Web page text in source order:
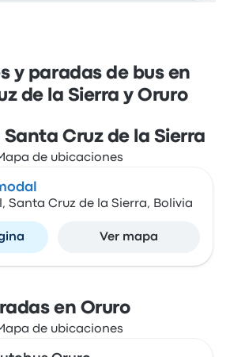
y paradas de bus en
de la Sierra y Oruro
Santa Cruz de la Sierra
Santa Cruz de la Sierra, Bolivia
Ver mapa
en Oruro